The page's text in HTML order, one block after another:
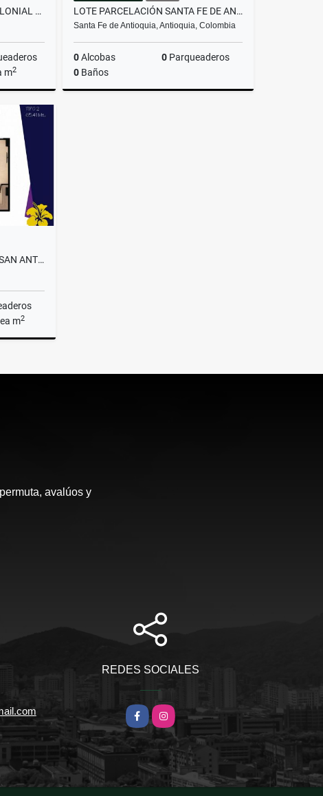
VENDO HERMOSA FINCA COLONIAL EN EL MUNICIPIO DE COPACABANA
m2
Venta
LOTE PARCELACIÓN SANTA FE DE ANTIOQUIA TONUSCO
Santa Fe de Antioquia, Antioquia, Colombia
0Alcobas 0 Parqueaderos
0 Baños
APARTAMENTO MODERNO - SAN ANTONIO DE PEREIRA
m2
avalúos y
REDES SOCIALES
FacebookInstagram